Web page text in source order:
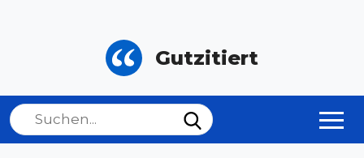
Gutzitiert